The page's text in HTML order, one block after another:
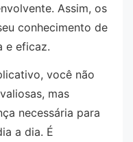
Assim, os
conhecimento de
e eficaz.
você não
mas
necessária para
a dia. É